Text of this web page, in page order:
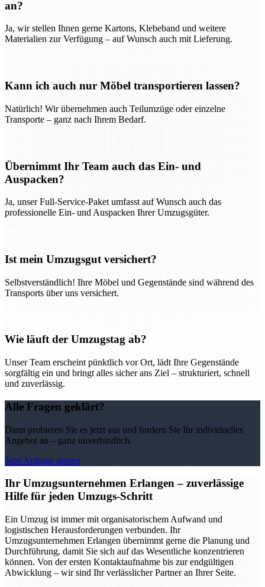
an?
Ja, wir stellen Ihnen gerne Kartons, Klebeband und weitere
Materialien zur Verfügung – auf Wunsch auch mit Lieferung.
Kann ich auch nur Möbel transportieren lassen?
Natürlich! Wir übernehmen auch Teilumzüge oder einzelne
Transporte – ganz nach Ihrem Bedarf.
Übernimmt Ihr Team auch das Ein- und
Auspacken?
Ja, unser Full-Service-Paket umfasst auf Wunsch auch das
professionelle Ein- und Auspacken Ihrer Umzugsgüter.
Ist mein Umzugsgut versichert?
Selbstverständlich! Ihre Möbel und Gegenstände sind während des
Transports über uns versichert.
Wie läuft der Umzugstag ab?
Unser Team erscheint pünktlich vor Ort, lädt Ihre Gegenstände
sorgfältig ein und bringt alles sicher ans Ziel – strukturiert, schnell
und zuverlässig.
Alle Fragen geklärt?
Dann probieren Sie es jetzt aus und fordern Sie Ihr individuelles
Angebot an – ganz unverbindlich.
Jetzt Anfrage starten
Ihr Umzugsunternehmen Erlangen – zuverlässige
Hilfe für jeden Umzugs-Schritt
Ein Umzug ist immer mit organisatorischem Aufwand und
logistischen Herausforderungen verbunden. Ihr
Umzugsunternehmen Erlangen übernimmt gerne die Planung und
Durchführung, damit Sie sich auf das Wesentliche konzentrieren
können. Von der ersten Kontaktaufnahme bis zur endgültigen
Abwicklung – wir sind Ihr verlässlicher Partner an Ihrer Seite.